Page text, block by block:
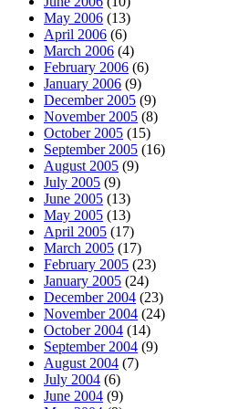
May 2006 (13)
April 2006 (6)
March 2006 (4)
February 2006 (6)
January 2006 (9)
December 2005 (9)
November 2005 (8)
October 2005 (15)
September 2005 (16)
August 2005 (9)
July 2005 (9)
June 2005 (13)
May 2005 (13)
April 2005 (17)
March 2005 (17)
February 2005 (23)
January 2005 (24)
December 2004 (23)
November 2004 (24)
October 2004 (14)
September 2004 (9)
August 2004 (7)
July 2004 (6)
June 2004 (9)